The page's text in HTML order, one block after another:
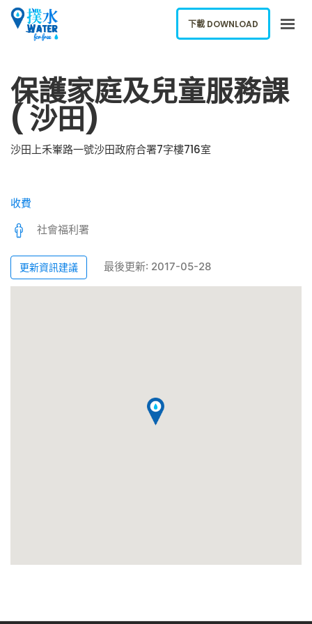
關於我們
下載應用
報告新飲水機
保護家庭及兒童服務課
( 沙田)
沙田上禾輋路一號沙田政府合署7字樓716室
收費
社會福利署
更新資訊建議 最後更新: 2017-05-28
下載 DOWNLOAD